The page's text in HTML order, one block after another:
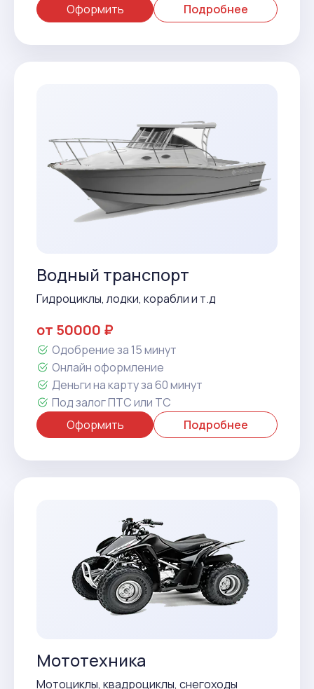
Оформить Подробнее
Водный транспорт
Гидроциклы, лодки, корабли и т.д
от 50000 ₽
Одобрение за 15 минут
Онлайн оформление
Деньги на карту за 60 минут
Под залог ПТС или ТС
Оформить
Подробнее
Мототехника
Мотоциклы, квадроциклы, снегоходы